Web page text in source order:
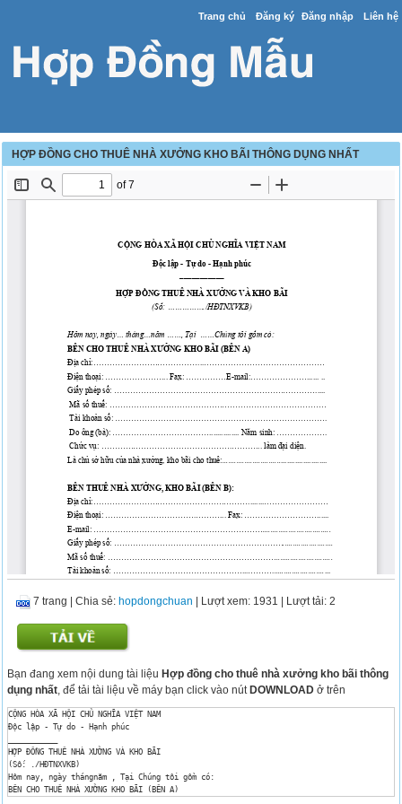
Trang chủ Đăng ký Đăng nhập Liên hệ
HỢP ĐỒNG CHO THUÊ NHÀ XƯỞNG KHO BÃI THÔNG DỤNG NHẤT
7 trang |Chia sẻ: hopdongchuan | Lượt xem: 1931 | Lượt tải: 2
Bạn đang xem nội dung tài liệuHợp đồng cho thuê nhà xưởng kho bãi thông
dụng nhất , để tải tài liệu về máy bạn click vào nútDOWNLOAD ở trên
CỘNG HÒA XÃ HỘI CHỦ NGHĨA VIỆT NAM
Độc lập - Tự do - Hạnh phúc
HỢP ĐỒNG THUÊ NHÀ XƯỞNG VÀ KHO BÃI
(Số: ./HĐTNXVKB)
Hôm nay, ngày thángnăm , Tại Chúng tôi gồm có:
BÊN CHO THUÊ NHÀ XƯỞNG KHO BÃI (BÊN A)